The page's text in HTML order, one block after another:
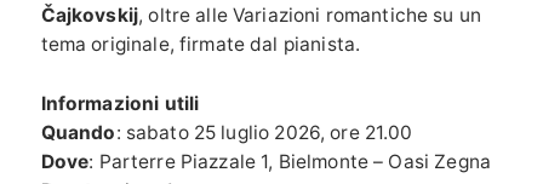
Čajkovskij, oltre alle Variazioni romantiche su un
tema originale, firmate dal pianista.
Informazioni utili
Quando: sabato 25 luglio 2026, ore 21.00
Dove: Parterre Piazzale 1, Bielmonte – Oasi Zegna